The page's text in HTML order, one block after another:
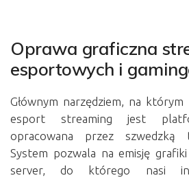
Oprawa graficzna
esportowych i
Głównym narzędziem, na którym
esport streaming jest
opracowana przez szwedzką
System pozwala na emisję
server, do którego nasi